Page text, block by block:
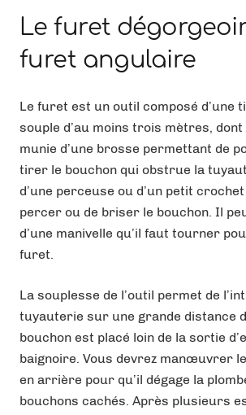
Le furet
furet angulaire
Le furet est un outil composé d’une
souple d’au moins trois mètres,
munie d’une brosse permettant de
tirer le bouchon qui obstrue la
d’une perceuse ou d’un petit
percer ou de briser le bouchon. Il
d’une manivelle qu’il faut tourner
furet.
La souplesse de l’outil permet de
tuyauterie sur une grande distance
bouchon est placé loin de la sortie
baignoire. Vous devrez manœuvrer
en arrière pour qu’il dégage la
bouchons cachés. Après plusieurs